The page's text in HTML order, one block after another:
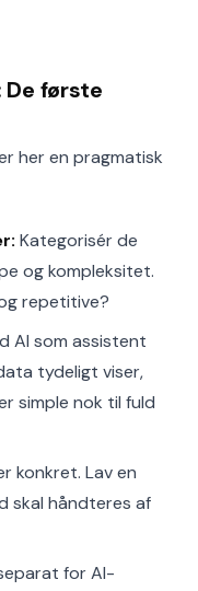
første
her en pragmatisk
Kategorisér de
og kompleksitet.
repetitive?
AI som assistent
tydeligt viser,
simple nok til fuld
konkret. Lav en
skal håndteres af
for AI-